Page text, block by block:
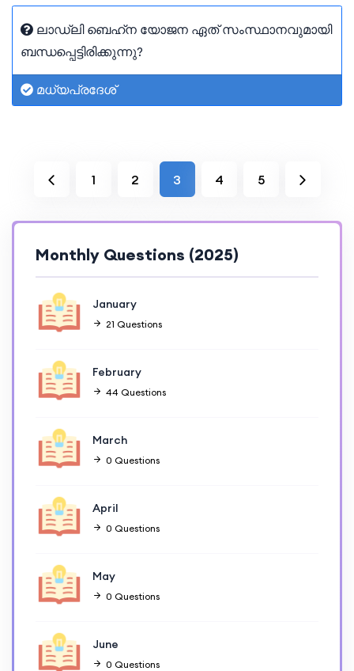
ലാഡ്‌ലി ബെഹ്‌ന യോജന ഏത് സംസ്ഥാനവുമായി
ബന്ധപ്പെട്ടിരിക്കുന്നു?
മധ്യപ്രദേശ്
1 2 3 4 5
Monthly Questions (2025)
January
21 Questions
February
44 Questions
March
0 Questions
April
0 Questions
May
0 Questions
June
0 Questions